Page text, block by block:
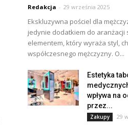
Redakcja - 29 września 2025
Ekskluzywna pościel dla
jedynie dodatkiem do aranżacji
elementem, który wyraża styl,
współczesnego mężczyzny. O...
Estetyka
wpływa na
przez...
Zakupy 29